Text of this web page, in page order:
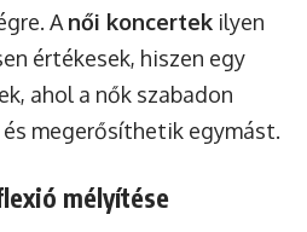
A női koncertek ilyen
értékesek, hiszen egy
ahol a nők szabadon
megerősíthetik egymást.
mélyítése